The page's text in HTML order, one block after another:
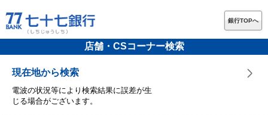
銀行TOPへ
店舗・CSコーナー検索
現在地から検索
電波の状況等により検索結果に誤差が生
じる場合がございます。